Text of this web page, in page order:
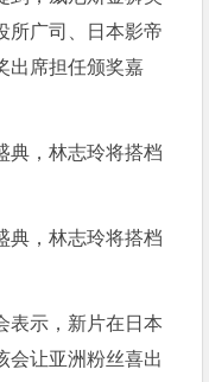
所广司、日本影帝
出席担任颁奖嘉
表示，新片在日本
会让亚洲粉丝喜出